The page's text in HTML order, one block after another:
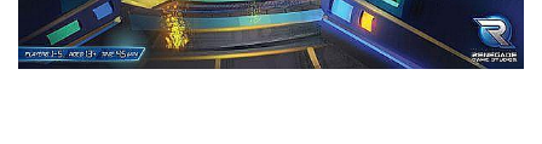
The Army Painter
Organizatoare